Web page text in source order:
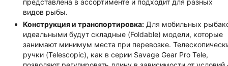
видов рыбы.
Конструкция и транспортировка: Для мобильных
идеальными будут складные (Foldable) модели, которые
занимают минимум места при перевозке.
ручки (Telescopic), как в серии Savage Gear Pro Tele,